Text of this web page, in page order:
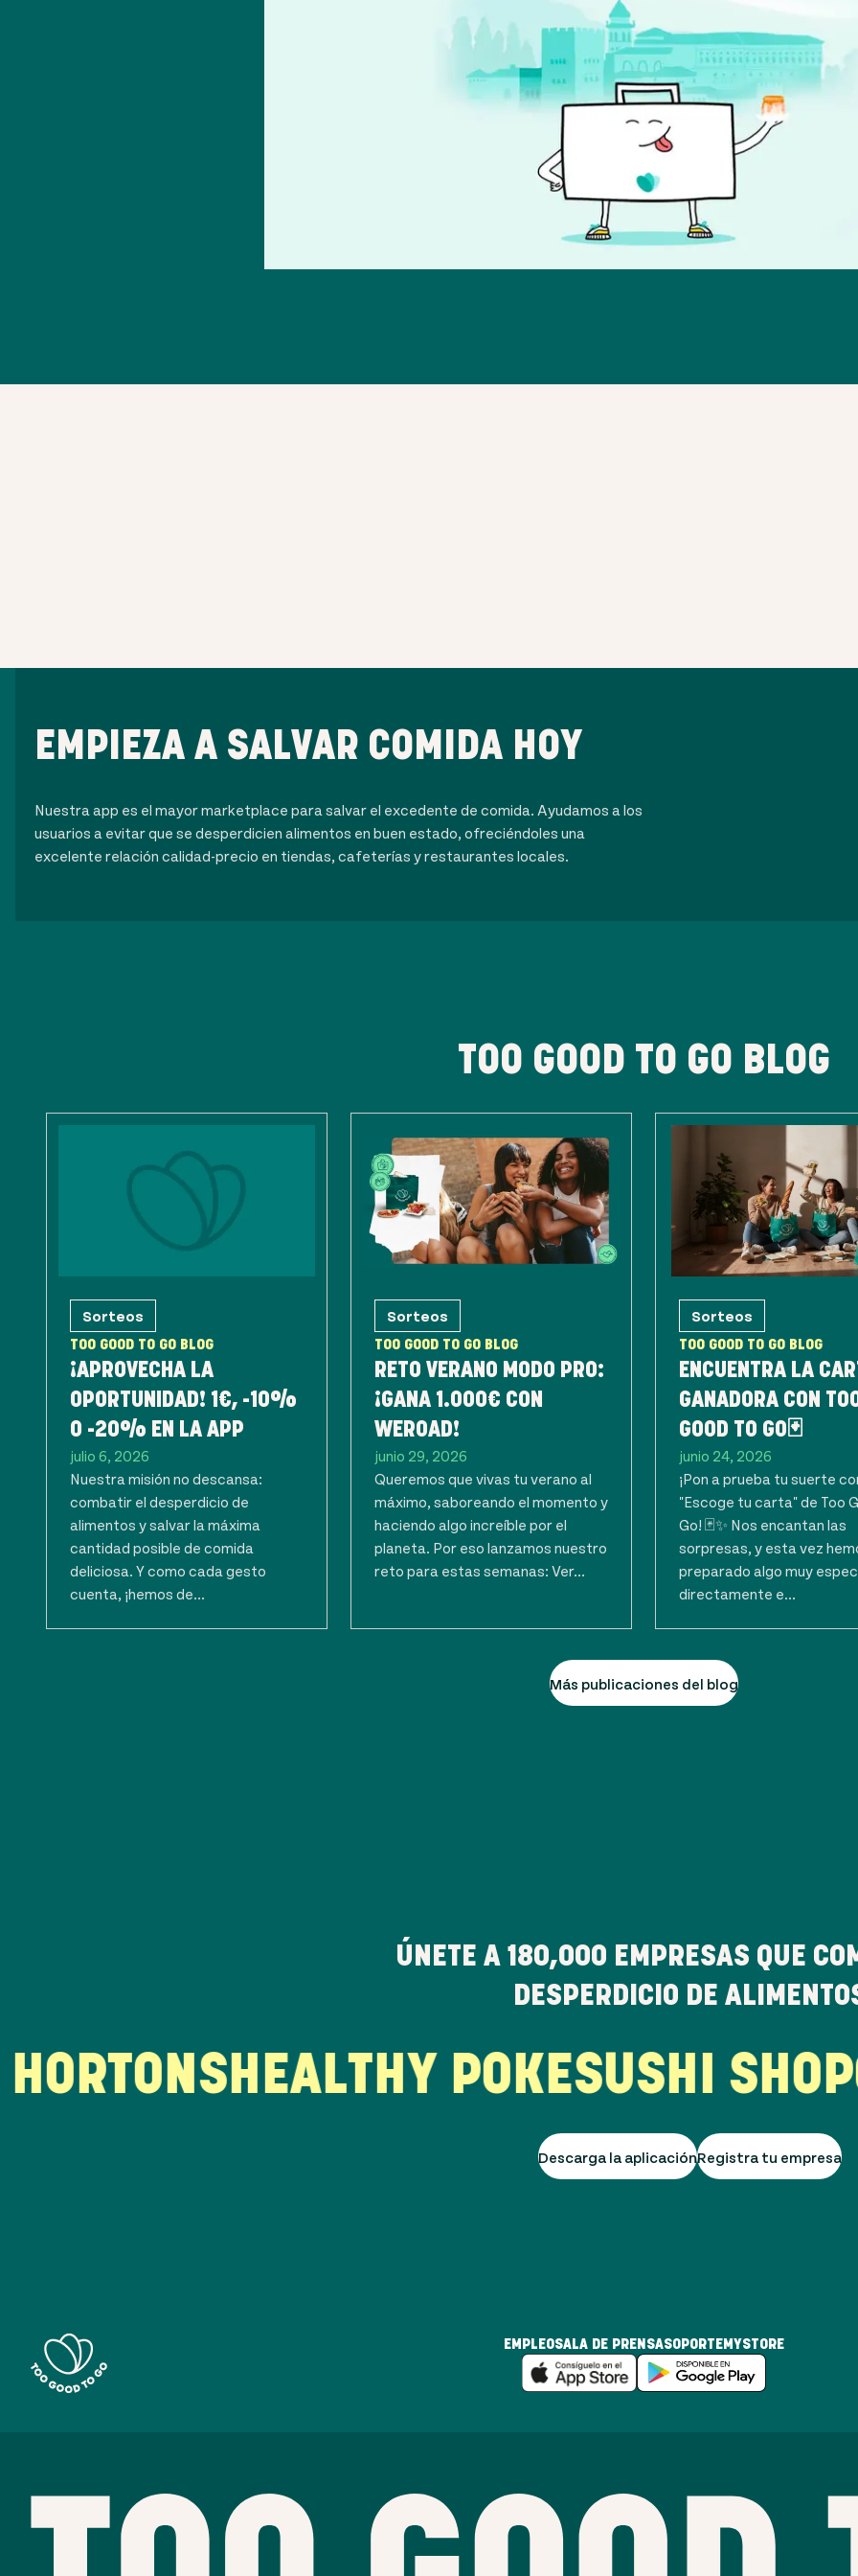
EMPIEZA A SALVAR COMIDA HOY
Nuestra app es el mayor marketplace para salvar el excedente de comida. Ayudamos a los
usuarios a evitar que se desperdicien alimentos en buen estado, ofreciéndoles una
excelente relación calidad-precio en tiendas, cafeterías y restaurantes locales.
TOO GOOD TO GO BLOG
Sorteos
TOO GOOD TO GO BLOG
¡APROVECHA LA
OPORTUNIDAD! 1€, -10%
O -20% EN LA APP
julio 6, 2026
Nuestra misión no descansa:
combatir el desperdicio de
alimentos y salvar la máxima
cantidad posible de comida
deliciosa. Y como cada gesto
cuenta, ¡hemos de...
Sorteos
TOO GOOD TO GO BLOG
RETO VERANO MODO PRO:
¡GANA 1.000€ CON
WEROAD!
junio 29, 2026
Queremos que vivas tu verano al
máximo, saboreando el momento y
haciendo algo increíble por el
planeta. Por eso lanzamos nuestro
reto para estas semanas: Ver...
Sorteos
TOO GOOD TO GO BLOG
ENCUENTRA LA
GANADORA CON
GOOD TO GO🃏
junio 24, 2026
¡Pon a prueba tu suerte
"Escoge tu carta" de Too
Go! 🃏✨ Nos encantan las
sorpresas, y esta vez
preparado algo muy
directamente e...
Más publicaciones del blog
ÚNETE A 180,000 EMPRESAS QUE
DESPERDICIO DE
HEALTHY POKESUSHI SHOP
Descarga la aplicaciónRegistra tu empresa
EMPLEOSALA DE PRENSASOPORTEMYSTORE